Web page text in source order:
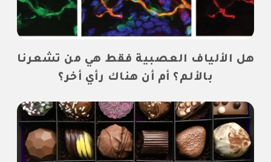
هل الألياف العصبية فقط هي من تشعرنا
بالألم؟ أم أن هناك رأي أخر؟